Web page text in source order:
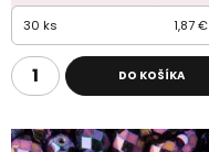
30 ks 1,87 €
DO KOŠÍKA